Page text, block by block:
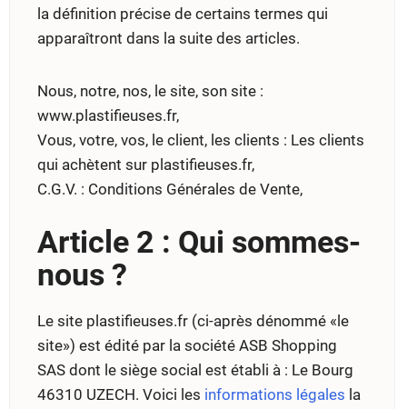
la définition précise de certains termes qui
apparaîtront dans la suite des articles.
Nous, notre, nos, le site, son site :
www.plastifieuses.fr,
Vous, votre, vos, le client, les clients : Les clients
qui achètent sur plastifieuses.fr,
C.G.V. : Conditions Générales de Vente,
Article 2 : Qui sommes-
nous ?
Le site plastifieuses.fr (ci-après dénommé «le
site») est édité par la société ASB Shopping
SAS dont le siège social est établi à : Le Bourg
46310 UZECH. Voici les informations légales la